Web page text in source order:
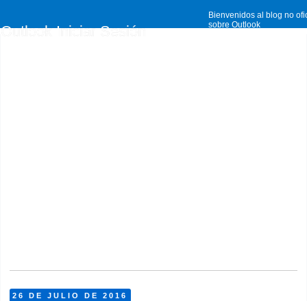
Bienvenidos al blog no
sobre Outlook
Outlook Iniciar Sesión
26 DE JULIO DE 2016